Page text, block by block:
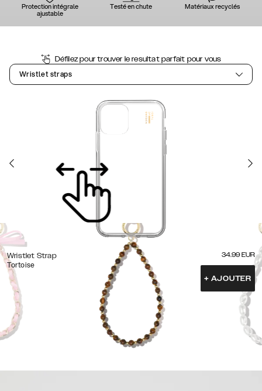
Protection intégrale
ajustable
Testé en chute Matériaux recyclés
Défilez pour trouver le resultat parfait pour vous
Wristlet straps
Wristlet Strap
Tortoise
34.99 EUR
+ AJOUTER